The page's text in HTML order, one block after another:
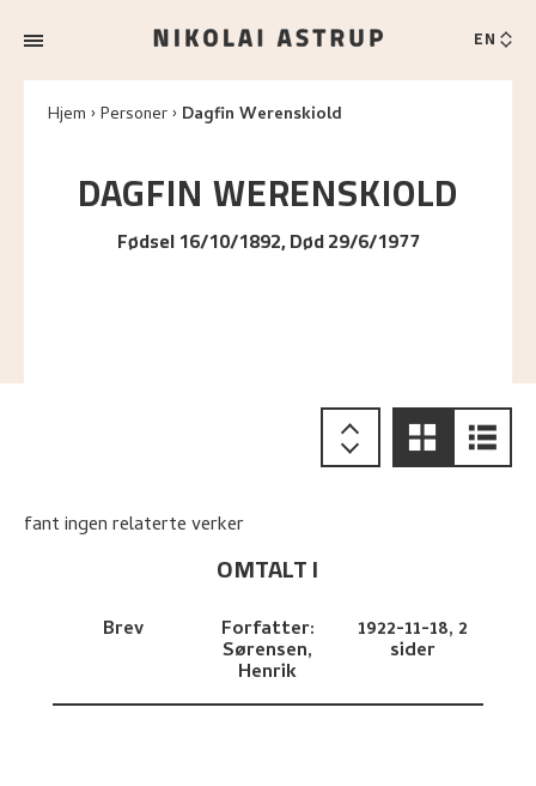
EN
Hjem Personer Dagfin Werenskiold
DAGFINWERENSKIOLD
Fødsel 16/10/1892, Død 29/6/1977
fant ingen relaterte verker
OMTALT I
Brev Forfatter:
Sørensen,
Henrik
1922-11-18, 2
sider